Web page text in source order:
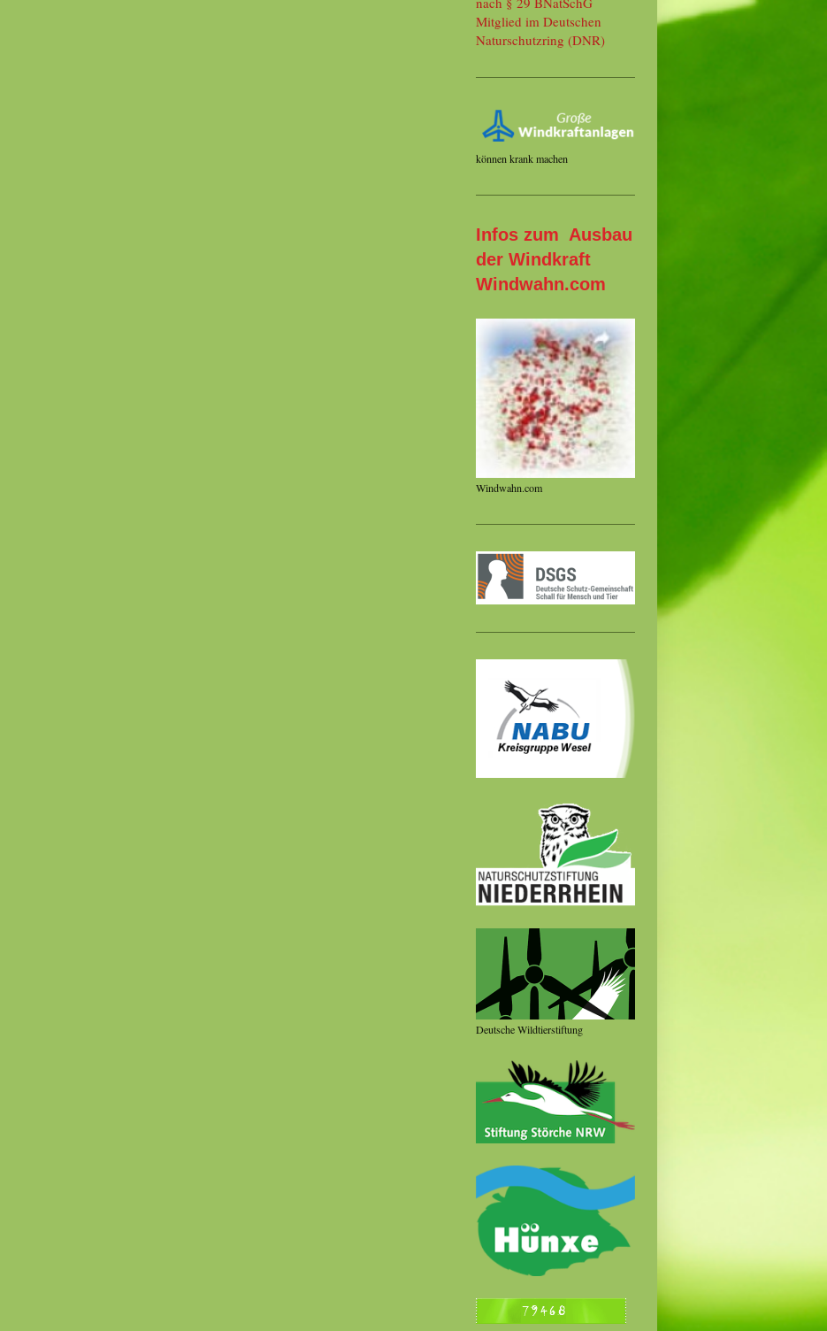
Mitglied im Deutschen
Naturschutzring (DNR)
können krank machen
Infos zum Ausbau
der Windkraft
Windwahn.com
Windwahn.com
Deutsche Wildtierstiftung